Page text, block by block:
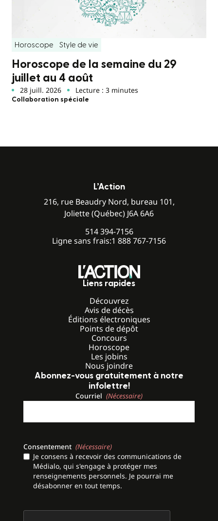
Horoscope Style de vie
Horoscope de la semaine du 29
juillet au 4 août
28 juill. 2026 Lecture : 3 minutes
Collaboration spéciale
L’Action
216, rue Beaudry Nord, bureau 101,
Joliette (Québec) J6A 6A6
514 394-7156
Ligne sans frais:1 888 767-7156
Liens rapides
Découvrez
Avis de décès
Éditions électroniques
Points de dépôt
Concours
Horoscope
Les jobins
Nous joindre
Abonnez-vous gratuitement à notre
infolettre!
Courriel (Nécessaire)
Consentement (Nécessaire)
Je consens à recevoir des communications de
Médialo, qui s'engage à protéger mes
renseignements personnels. Je pourrai me
désabonner en tout temps.
CAPTCHA